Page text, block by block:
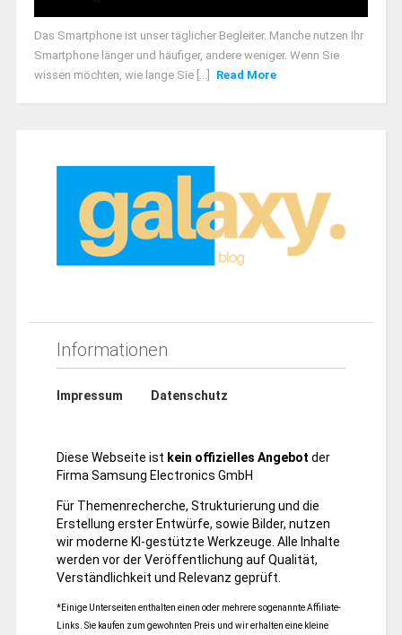
Das Smartphone ist unser täglicher Begleiter. Manche nutzen Ihr
Smartphone länger und häufiger, andere weniger. Wenn Sie
wissen möchten, wie lange Sie [...]
Read More
Informationen
Impressum Datenschutz
Diese Webseite ist kein offizielles Angebot der
Firma Samsung Electronics GmbH
Für Themenrecherche, Strukturierung und die
Erstellung erster Entwürfe, sowie Bilder, nutzen
wir moderne KI-gestützte Werkzeuge. Alle Inhalte
werden vor der Veröffentlichung auf Qualität,
Verständlichkeit und Relevanz geprüft.
*Einige Unterseiten enthalten einen oder mehrere sogenannte Affiliate-
Links. Sie kaufen zum gewohnten Preis und wir erhalten eine kleine